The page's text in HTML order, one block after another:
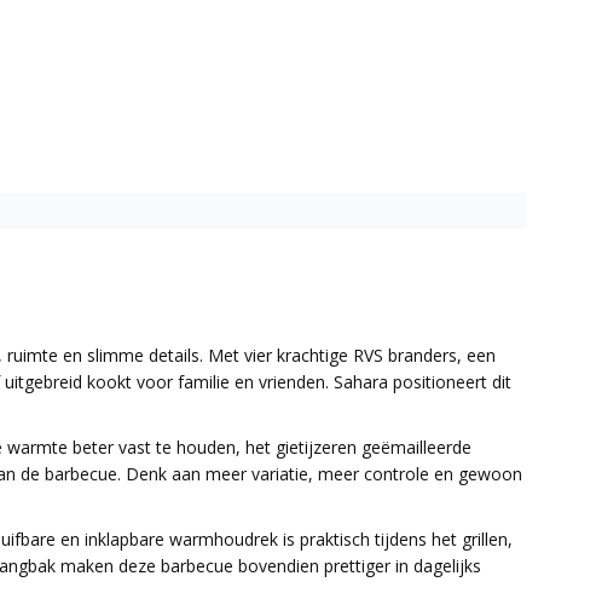
en slimme details. Met vier krachtige RVS branders, een
kookt voor familie en vrienden. Sahara positioneert dit
beter vast te houden, het gietijzeren geëmailleerde
de barbecue. Denk aan meer variatie, meer controle en gewoon
en inklapbare warmhoudrek is praktisch tijdens het grillen,
maken deze barbecue bovendien prettiger in dagelijks